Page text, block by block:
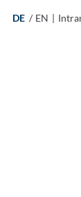
DE / EN |